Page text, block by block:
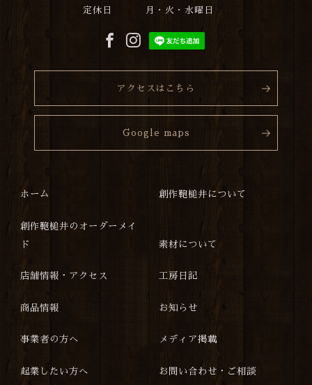
定休日
月・火・水曜日
アクセスはこちら
Google maps
ホーム 創作鞄槌井について
創作鞄槌井のオーダーメイ
ド
素材について
店舗情報・アクセス 工房日記
商品情報 お知らせ
事業者の方へ メディア掲載
起業したい方へ お問い合わせ・ご相談